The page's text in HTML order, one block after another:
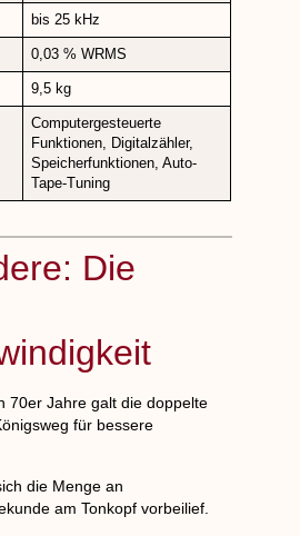
bis 25 kHz
0,03 % WRMS
9,5 kg
Computergesteuerte
Funktionen, Digitalzähler,
Speicherfunktionen, Auto-
Tape-Tuning
Die
70er Jahre galt die doppelte
für bessere
die Menge an
am Tonkopf vorbeilief.